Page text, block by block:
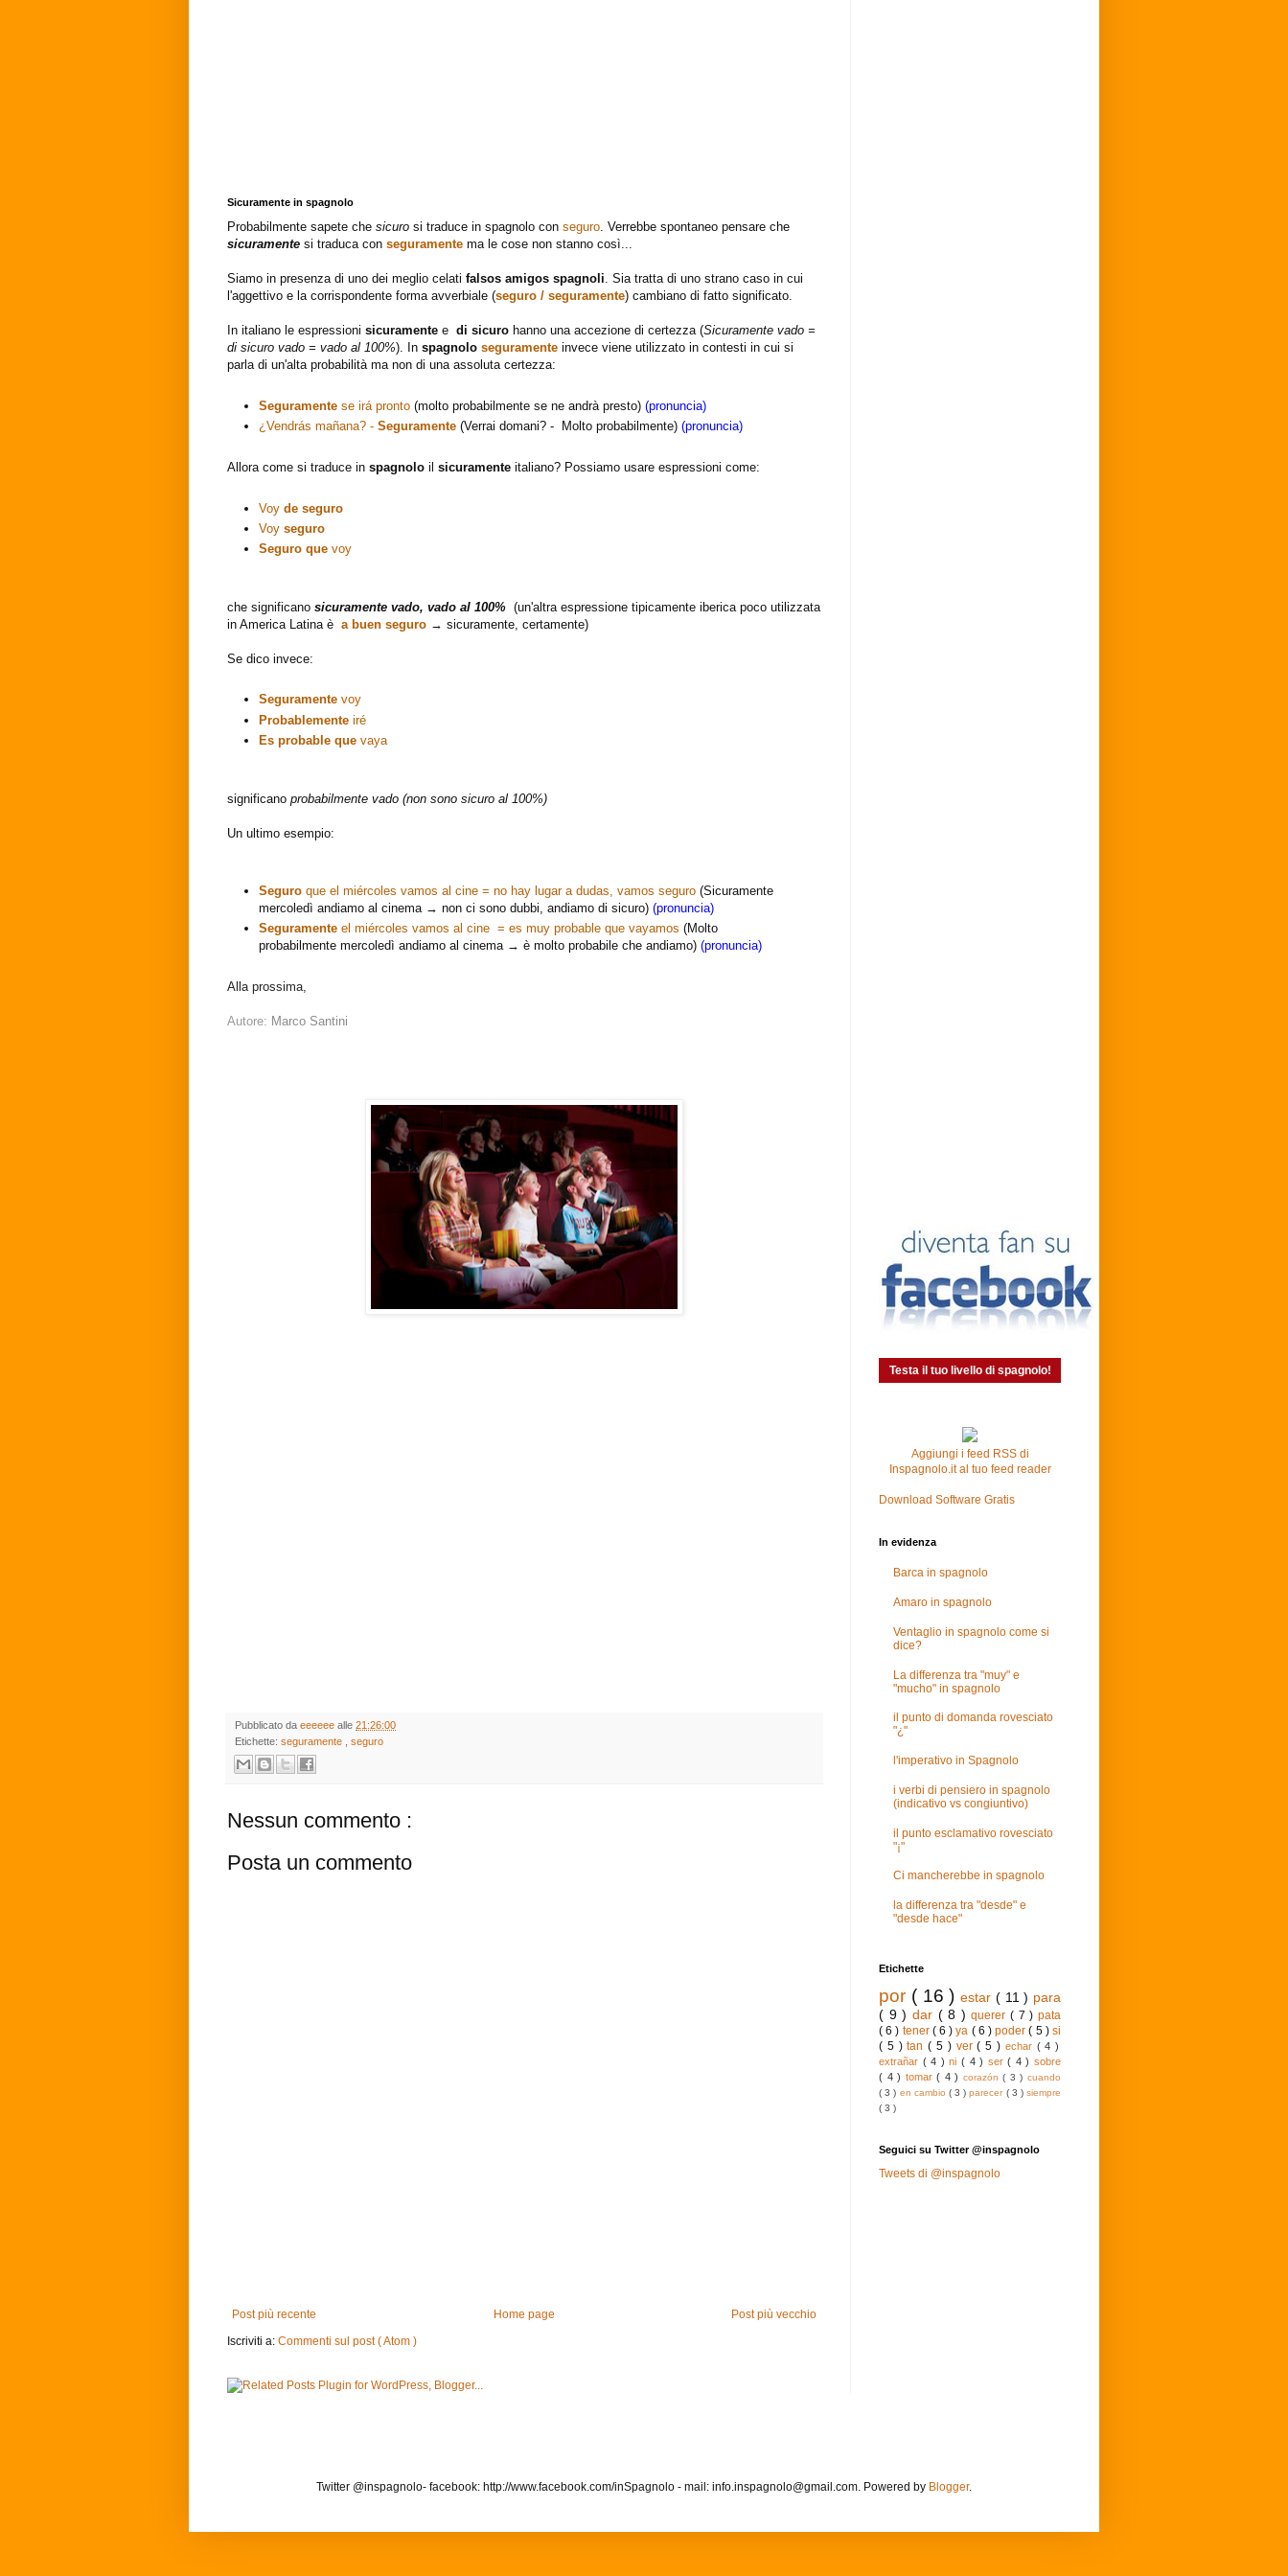
Sicuramente in spagnolo
Probabilmente sapete che sicuro si traduce in spagnolo con seguro. Verrebbe spontaneo pensare che
sicuramente si traduca con seguramente ma le cose non stanno così...
Siamo in presenza di uno dei meglio celati falsos amigos spagnoli. Sia tratta di uno strano caso in cui
l'aggettivo e la corrispondente forma avverbiale (seguro / seguramente) cambiano di fatto significato.
In italiano le espressioni sicuramente e di sicuro hanno una accezione di certezza (Sicuramente vado =
di sicuro vado = vado al 100%). In spagnolo seguramente invece viene utilizzato in contesti in cui si
parla di un'alta probabilità ma non di una assoluta certezza:
Seguramente se irá pronto (molto probabilmente se ne andrà presto) (pronuncia)
¿Vendrás mañana? - Seguramente (Verrai domani? - Molto probabilmente) (pronuncia)
Allora come si traduce in spagnolo il sicuramente italiano? Possiamo usare espressioni come:
Voy de seguro
Voy seguro
Seguro que voy
che significano sicuramente vado, vado al 100% (un'altra espressione tipicamente iberica poco utilizzata
in America Latina è a buen seguro → sicuramente, certamente)
Se dico invece:
Seguramente voy
Probablemente iré
Es probable que vaya
significano probabilmente vado (non sono sicuro al 100%)
Un ultimo esempio:
Seguro que el miércoles vamos al cine = no hay lugar a dudas, vamos seguro (Sicuramente
mercoledì andiamo al cinema → non ci sono dubbi, andiamo di sicuro) (pronuncia)
Seguramente el miércoles vamos al cine = es muy probable que vayamos (Molto
probabilmente mercoledì andiamo al cinema → è molto probabile che andiamo) (pronuncia)
Alla prossima,
Autore: Marco Santini
Pubblicato da eeeeee alle 21:26:00
Etichette: seguramente seguro
Nessun commento :
Posta un commento
Post più recente Post più vecchio
Home page
Iscriviti a: Commenti sul post ( Atom )
Testa il tuo livello di spagnolo!
Aggiungi i feed RSS di
Inspagnolo.it al tuo feed reader
Download Software Gratis
In evidenza
Barca in spagnolo
Amaro in spagnolo
Ventaglio in spagnolo come si
dice?
La differenza tra "muy" e
"mucho" in spagnolo
il punto di domanda rovesciato
"¿"
l'imperativo in Spagnolo
i verbi di pensiero in spagnolo
(indicativo vs congiuntivo)
il punto esclamativo rovesciato
"¡"
Ci mancherebbe in spagnolo
la differenza tra "desde" e
"desde hace"
Etichette
por ( 16 ) estar ( 11 ) para
( 9 ) dar ( 8 )querer( 7 )pata
( 6 ) tener ( 6 )ya ( 6 )poder( 5 )si
( 5 )tan( 5 ) ver( 5 ) echar ( 4 )
extrañar ( 4 )ni ( 4 ) ser( 4 )sobre
( 4 ) tomar( 4 ) corazón( 3 )cuando
( 3 ) en cambio ( 3 )parecer ( 3 )siempre
( 3 )
Seguici su Twitter @inspagnolo
Tweets di @inspagnolo
Twitter @inspagnolo- facebook: http://www.facebook.com/inSpagnolo - mail: info.inspagnolo@gmail.com. Powered by Blogger.